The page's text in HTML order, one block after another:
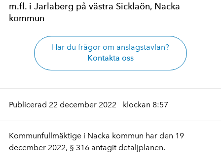
m.fl. i Jarlaberg på västra Sicklaön, Nacka
kommun
Har du frågor om anslagstavlan?
Kontakta oss
Publicerad 22 december 2022 klockan 8:57
Kommunfullmäktige i Nacka kommun har den 19
december 2022, § 316 antagit detaljplanen.